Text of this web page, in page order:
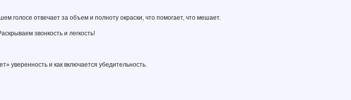
голосе отвечает за объем и полноту окраски, что помогает, что мешает.
звонкость и легкость!
уверенность и как включается убедительность.